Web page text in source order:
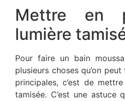
Mettre en
lumière
Pour faire un bain
plusieurs choses qu’on peut
principales, c’est de
tamisée. C’est une astuce